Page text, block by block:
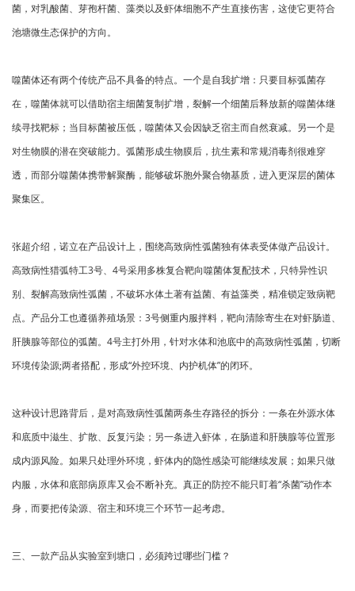
菌，对乳酸菌、芽孢杆菌、藻类以及虾体细胞不产生直接伤害，这使它更符合
池塘微生态保护的方向。
噬菌体还有两个传统产品不具备的特点。一个是自我扩增：只要目标弧菌存
在，噬菌体就可以借助宿主细菌复制扩增，裂解一个细菌后释放新的噬菌体继
续寻找靶标；当目标菌被压低，噬菌体又会因缺乏宿主而自然衰减。另一个是
对生物膜的潜在突破能力。弧菌形成生物膜后，抗生素和常规消毒剂很难穿
透，而部分噬菌体携带解聚酶，能够破坏胞外聚合物基质，进入更深层的菌体
聚集区。
张超介绍，诺立在产品设计上，围绕高致病性弧菌独有体表受体做产品设计。
高致病性猎弧特工3号、4号采用多株复合靶向噬菌体复配技术，只特异性识
别、裂解高致病性弧菌，不破坏水体土著有益菌、有益藻类，精准锁定致病靶
点。产品分工也遵循养殖场景：3号侧重内服拌料，靶向清除寄生在对虾肠道、
肝胰腺等部位的弧菌。4号主打外用，针对水体和池底中的高致病性弧菌，切断
环境传染源;两者搭配，形成“外控环境、内护机体”的闭环。
这种设计思路背后，是对高致病性弧菌两条生存路径的拆分：一条在外源水体
和底质中滋生、扩散、反复污染；另一条进入虾体，在肠道和肝胰腺等位置形
成内源风险。如果只处理外环境，虾体内的隐性感染可能继续发展；如果只做
内服，水体和底部病原库又会不断补充。真正的防控不能只盯着“杀菌”动作本
身，而要把传染源、宿主和环境三个环节一起考虑。
三、一款产品从实验室到塘口，必须跨过哪些门槛？